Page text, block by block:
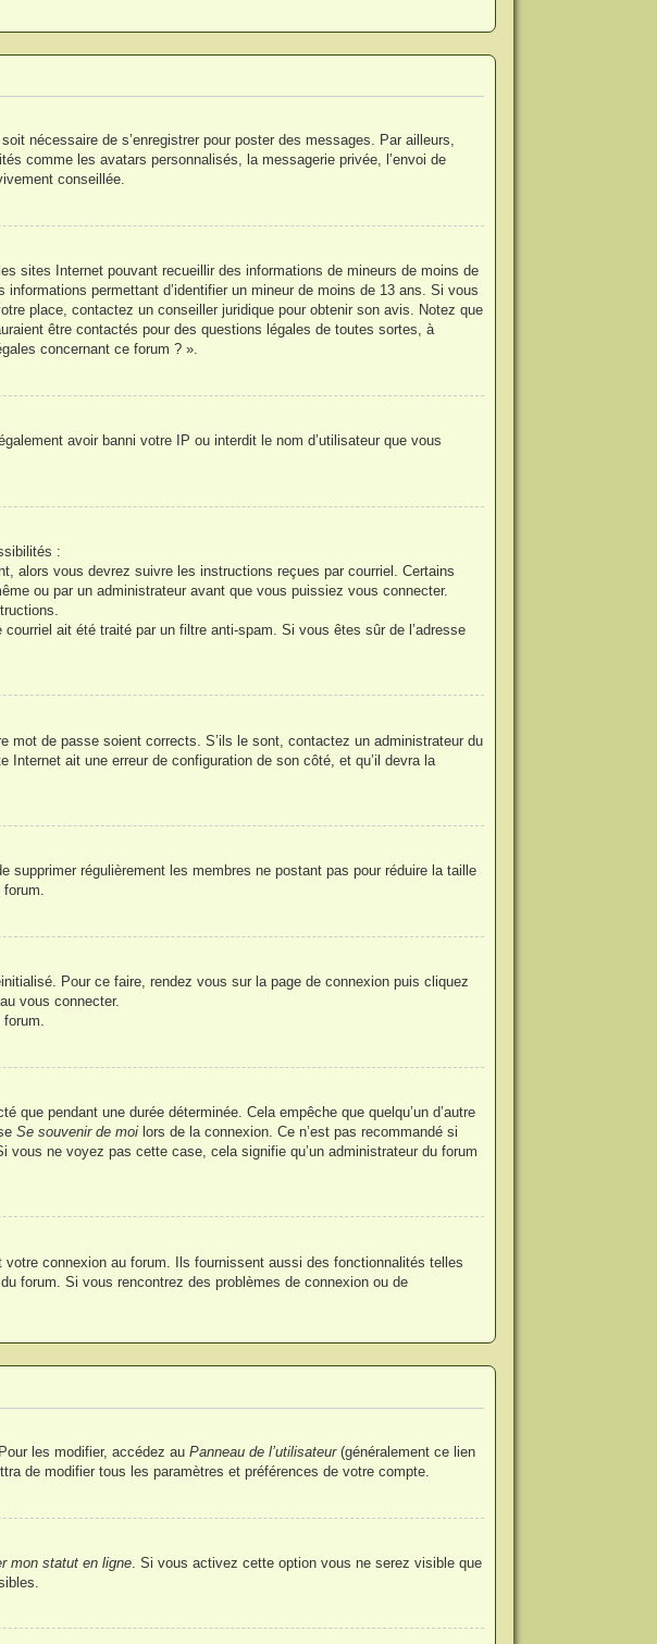
nécessaire de s’enregistrer pour poster des messages. Par ailleurs,
comme les avatars personnalisés, la messagerie privée, l’envoi de
conseillée.
sites Internet pouvant recueillir des informations de mineurs de moins de
permettant d’identifier un mineur de moins de 13 ans. Si vous
place, contactez un conseiller juridique pour obtenir son avis. Notez que
être contactés pour des questions légales de toutes sortes, à
concernant ce forum ? ».
avoir banni votre IP ou interdit le nom d’utilisateur que vous
:
alors vous devrez suivre les instructions reçues par courriel. Certains
ou par un administrateur avant que vous puissiez vous connecter.
ait été traité par un filtre anti-spam. Si vous êtes sûr de l’adresse
mot de passe soient corrects. S’ils le sont, contactez un administrateur du
ait une erreur de configuration de son côté, et qu’il devra la
supprimer régulièrement les membres ne postant pas pour réduire la taille
Pour ce faire, rendez vous sur la page de connexion puis cliquez
vous connecter.
pendant une durée déterminée. Cela empêche que quelqu’un d’autre
Se souvenir de moilors de la connexion. Ce n’est pas recommandé si
ne voyez pas cette case, cela signifie qu’un administrateur du forum
connexion au forum. Ils fournissent aussi des fonctionnalités telles
forum. Si vous rencontrez des problèmes de connexion ou de
les modifier, accédez au Panneau de l’utilisateur(généralement ce lien
de modifier tous les paramètres et préférences de votre compte.
mon statut en ligne. Si vous activez cette option vous ne serez visible que